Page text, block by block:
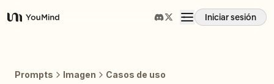
YouMind
Iniciar sesión
Prompts Imagen Casos de uso